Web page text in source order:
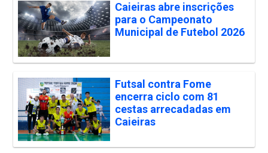
Caieiras abre inscrições
para o Campeonato
Municipal de Futebol 2026
Futsal contra Fome
encerra ciclo com 81
cestas arrecadadas em
Caieiras